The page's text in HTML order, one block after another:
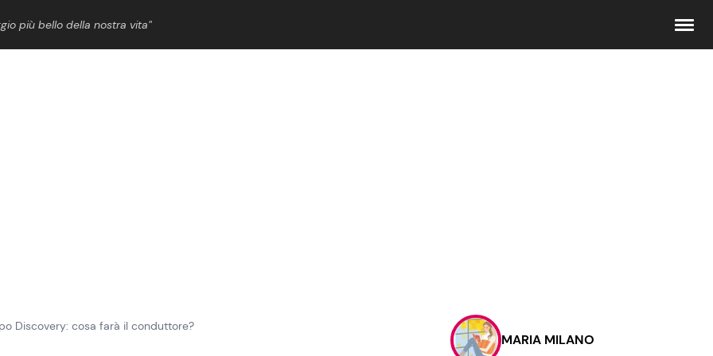
più bello della nostra vita”
Contattaci
Pubblicità
Discovery: cosa farà il conduttore?
MARIA MILANO